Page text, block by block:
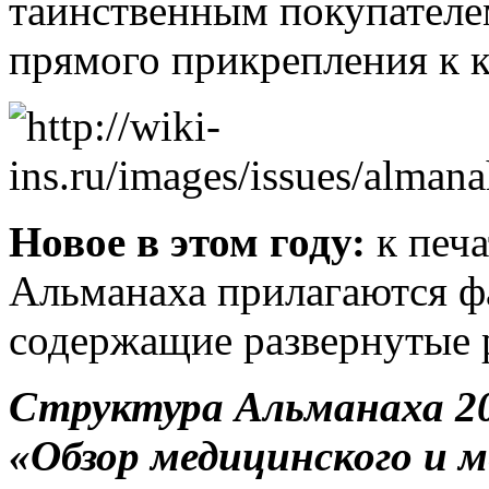
таинственным
прямого прикрепления к
Новое в этом году: к
Альманаха прилагаются
содержащие развернутые
Структура Альманаха
«Обзор медицинского и